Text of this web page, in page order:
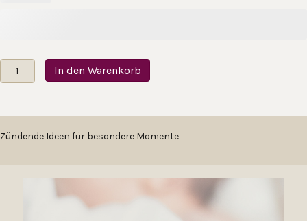
Hochzeitskerze
Lebensbaum
In den Warenkorb
Zündende Ideen für besondere Momente